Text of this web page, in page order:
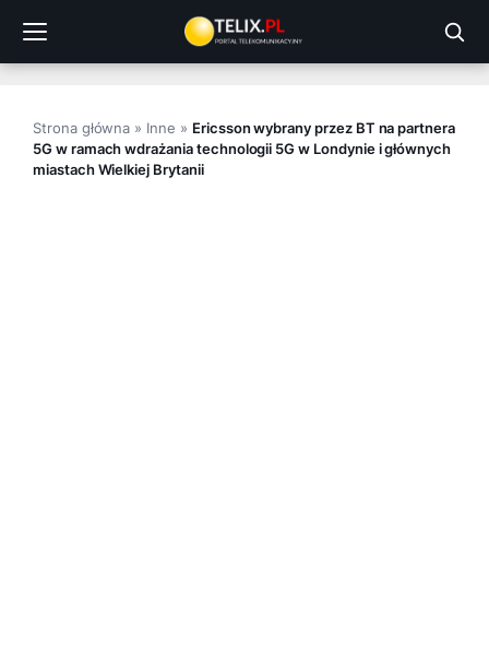
treści
Strona główna » Inne » Ericsson wybrany przez BT na partnera
5G w ramach wdrażania technologii 5G w Londynie i głównych
miastach Wielkiej Brytanii